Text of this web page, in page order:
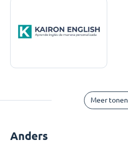
Meer tonen
Anders